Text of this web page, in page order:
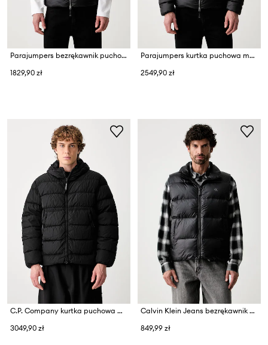
Parajumpers bezrękawnik puchowy męski JEORDIE
1829,90 zł
Parajumpers kurtka puchowa męska DILLON
2549,90 zł
C.P. Company kurtka puchowa męska
3049,90 zł
Calvin Klein Jeans bezrękawnik męski
849,99 zł